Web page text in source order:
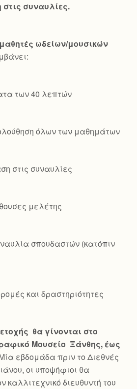
συναυλίες.
μαθητές ωδείων/μουσικών
των 40 λεπτών
όλων των μαθημάτων
στις συναυλίες
μελέτης
σπουδαστών (κατόπιν
και δραστηριότητες
θα γίνονται στο
Μουσείο Ξάνθης, έως
εβδομάδα πριν το Διεθνές
οι υποψήφιοι θα
καλλιτεχνικό διευθυντή του